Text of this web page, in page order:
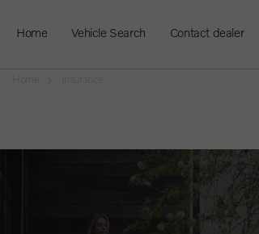
Home Vehicle Search Contact dealer